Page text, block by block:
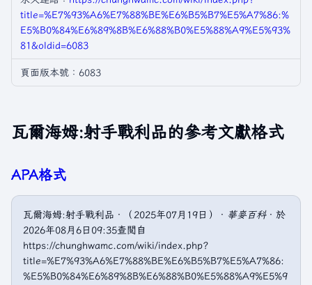
title=%E7%93%A6%E7%88%BE%E6%B5%B7%E5%A7%86:%
E5%B0%84%E6%89%8B%E6%88%B0%E5%88%A9%E5%93%
81&oldid=6083
頁面版本號：6083
瓦爾海姆:射手戰利品的參考文獻格式
APA格式
瓦爾海姆:射手戰利品．（2025年07月19日）． 華麥百科．於
2026年08月6日09:35查閲自
https://chunghwamc.com/wiki/index.php?
title=%E7%93%A6%E7%88%BE%E6%B5%B7%E5%A7%86:
%E5%B0%84%E6%89%8B%E6%88%B0%E5%88%A9%E5%9